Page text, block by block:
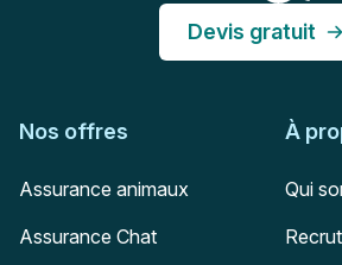
Devis gratuit
Nos offres
Assurance animaux
Assurance Chat
À
Qui